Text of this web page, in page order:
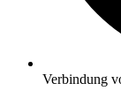
Verbindung